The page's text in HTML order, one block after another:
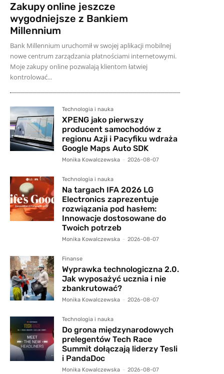
Zakupy online jeszcze
wygodniejsze z Bankiem
Millennium
Bank Millennium uruchomił w swojej aplikacji mobilnej
nowe centrum zarządzania płatnościami internetowymi.
Moje zakupy online pozwalają klientom łatwiej
kontrolować...
Technologia i nauka
XPENG jako pierwszy
producent samochodów z
regionu Azji i Pacyfiku wdraża
Google Maps Auto SDK
Monika Kowalczewska - 2026-08-07
Technologia i nauka
Na targach IFA 2026 LG
Electronics zaprezentuje
rozwiązania pod hasłem:
Innowacje dostosowane do
Twoich potrzeb
Monika Kowalczewska - 2026-08-07
Finanse
Wyprawka technologiczna 2.0.
Jak wyposażyć ucznia i nie
zbankrutować?
Monika Kowalczewska - 2026-08-07
Technologia i nauka
Do grona międzynarodowych
prelegentów Tech Race
Summit dołączają liderzy Tesli
i PandaDoc
Monika Kowalczewska - 2026-08-07